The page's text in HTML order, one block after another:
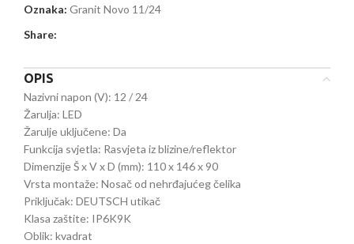
Oznaka: Granit Novo 11/24
Share:
OPIS
Nazivni napon (V): 12 / 24
Žarulja: LED
Žarulje uključene: Da
Funkcija svjetla: Rasvjeta iz blizine/reflektor
Dimenzije Š x V x D (mm): 110 x 146 x 90
Vrsta montaže: Nosač od nehrđajućeg čelika
Priključak: DEUTSCH utikač
Klasa zaštite: IP6K9K
Oblik: kvadrat